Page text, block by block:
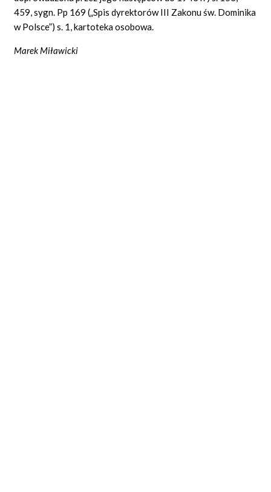
459, sygn. Pp 169 („Spis dyrektorów III Zakonu św. Dominika
w Polsce”) s. 1, kartoteka osobowa.
Marek Miławicki